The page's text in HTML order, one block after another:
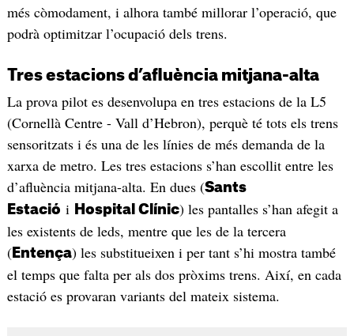
més còmodament, i alhora també millorar l’operació, que
podrà optimitzar l’ocupació dels trens.
Tres estacions d’afluència mitjana-alta
La prova pilot es desenvolupa en tres estacions de la L5
(Cornellà Centre - Vall d’Hebron), perquè té tots els trens
sensoritzats i és una de les línies de més demanda de la
xarxa de metro. Les tres estacions s’han escollit entre les
d’afluència mitjana-alta. En dues (Sants
Estació i Hospital Clínic) les pantalles s’han afegit a
les existents de leds, mentre que les de la tercera
(Entença) les substitueixen i per tant s’hi mostra també
el temps que falta per als dos pròxims trens. Així, en cada
estació es provaran variants del mateix sistema.